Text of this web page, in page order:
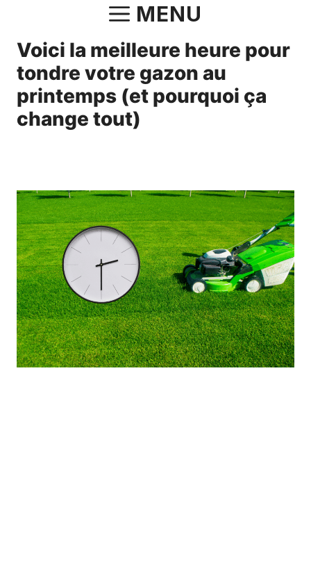
contenu
MENU
Voici la meilleure heure pour
tondre votre gazon au
printemps (et pourquoi ça
change tout)